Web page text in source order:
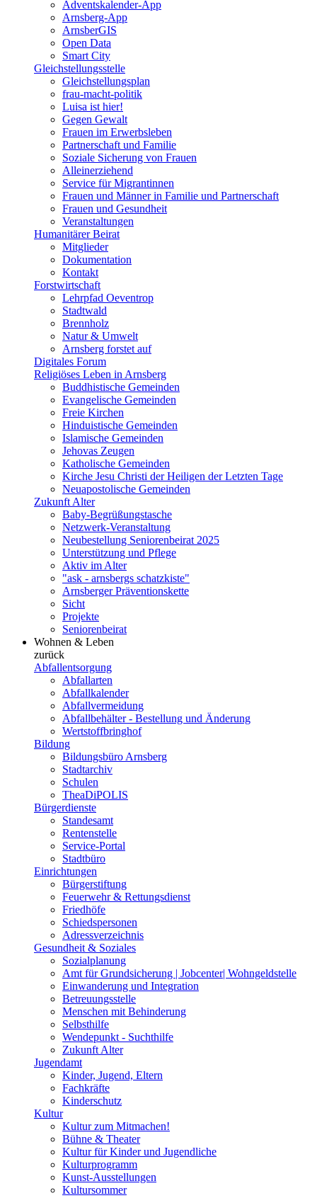
Adventskalender-App
Arnsberg-App
ArnsberGIS
Open Data
Smart City
Gleichstellungsstelle
Gleichstellungsplan
frau-macht-politik
Luisa ist hier!
Gegen Gewalt
Frauen im Erwerbsleben
Partnerschaft und Familie
Soziale Sicherung von Frauen
Alleinerziehend
Service für Migrantinnen
Frauen und Männer in Familie und Partnerschaft
Frauen und Gesundheit
Veranstaltungen
Humanitärer Beirat
Mitglieder
Dokumentation
Kontakt
Forstwirtschaft
Lehrpfad Oeventrop
Stadtwald
Brennholz
Natur & Umwelt
Arnsberg forstet auf
Digitales Forum
Religiöses Leben in Arnsberg
Buddhistische Gemeinden
Evangelische Gemeinden
Freie Kirchen
Hinduistische Gemeinden
Islamische Gemeinden
Jehovas Zeugen
Katholische Gemeinden
Kirche Jesu Christi der Heiligen der Letzten Tage
Neuapostolische Gemeinden
Zukunft Alter
Baby-Begrüßungstasche
Netzwerk-Veranstaltung
Neubestellung Seniorenbeirat 2025
Unterstützung und Pflege
Aktiv im Alter
"ask - arnsbergs schatzkiste"
Arnsberger Präventionskette
Sicht
Projekte
Seniorenbeirat
Wohnen & Leben
zurück
Abfallentsorgung
Abfallarten
Abfallkalender
Abfallvermeidung
Abfallbehälter - Bestellung und Änderung
Wertstoffbringhof
Bildung
Bildungsbüro Arnsberg
Stadtarchiv
Schulen
TheaDiPOLIS
Bürgerdienste
Standesamt
Rentenstelle
Service-Portal
Stadtbüro
Einrichtungen
Bürgerstiftung
Feuerwehr & Rettungsdienst
Friedhöfe
Schiedspersonen
Adressverzeichnis
Gesundheit & Soziales
Sozialplanung
Amt für Grundsicherung | Jobcenter| Wohngeldstelle
Einwanderung und Integration
Betreuungsstelle
Menschen mit Behinderung
Selbsthilfe
Wendepunkt - Suchthilfe
Zukunft Alter
Jugendamt
Kinder, Jugend, Eltern
Fachkräfte
Kinderschutz
Kultur
Kultur zum Mitmachen!
Bühne & Theater
Kultur für Kinder und Jugendliche
Kulturprogramm
Kunst-Ausstellungen
Kultursommer